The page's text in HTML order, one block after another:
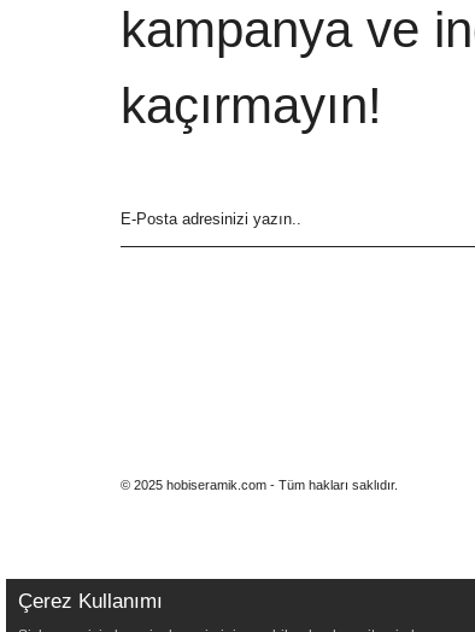
kampanya ve
kaçırmayın!
© 2025 hobiseramik.com - Tüm hakları saklıdır.
Çerez Kullanımı